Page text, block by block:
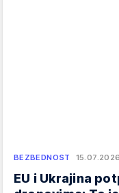
BEZBEDNOST
EU i Ukrajina